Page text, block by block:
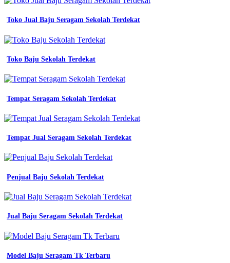
150
desain
kerja
terbaru
kekinian
kerja
hitam
toko
pramuka
sragen
150
desain
kerja
terbaru
kekinian
Toko Jual Baju Seragam Sekolah Terdekat
Toko Baju Sekolah Terdekat
Tempat Seragam Sekolah Terdekat
Tempat Jual Seragam Sekolah Terdekat
Penjual Baju Sekolah Terdekat
Jual Baju Seragam Sekolah Terdekat
Model Baju Seragam Tk Terbaru